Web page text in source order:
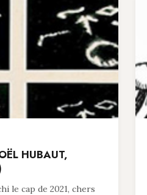
HUBAUT,
le cap de 2021, chers